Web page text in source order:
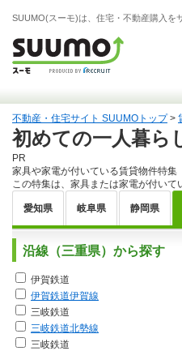
SUUMO(スーモ)は、住宅・不動産購入を
不動産・住宅サイト SUUMOトップ>
初めての一人暮ら
PR
家具や家電が付いている賃貸物件特集
この特集は、家具または家電が付い
愛知県 岐阜県 静岡県
沿線（三重県）から探す
伊賀鉄道
伊賀鉄道伊賀線
三岐鉄道
三岐鉄道北勢線
三岐鉄道